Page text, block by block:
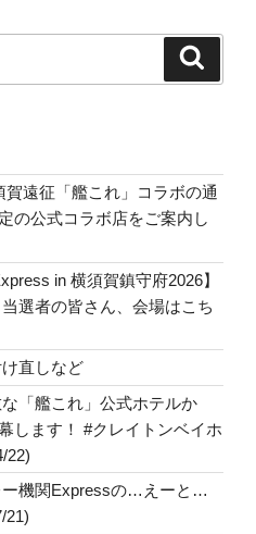
賀遠征「艦これ」コラボの通
の公式コラボ店をご案内し
in 横須賀鎮守府2026】
選者の皆さん、会場はこち
け直しなど
「艦これ」公式ホテルか
します！ #クレイトンベイホ
22)
ー機関Expressの…えーと…
21)